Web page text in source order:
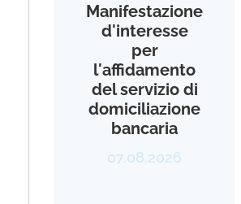
Manifestazione
d'interesse
per
l'affidamento
del servizio di
domiciliazione
bancaria
07.08.2026